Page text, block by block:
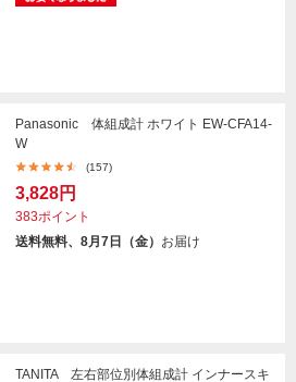
Panasonic 体組成計 ホワイト EW-CFA14-
W
(157)
3,828円
383ポイント
送料無料、8月7日（金） お届け
TANITA 左右部位別体組成計 インナースキ